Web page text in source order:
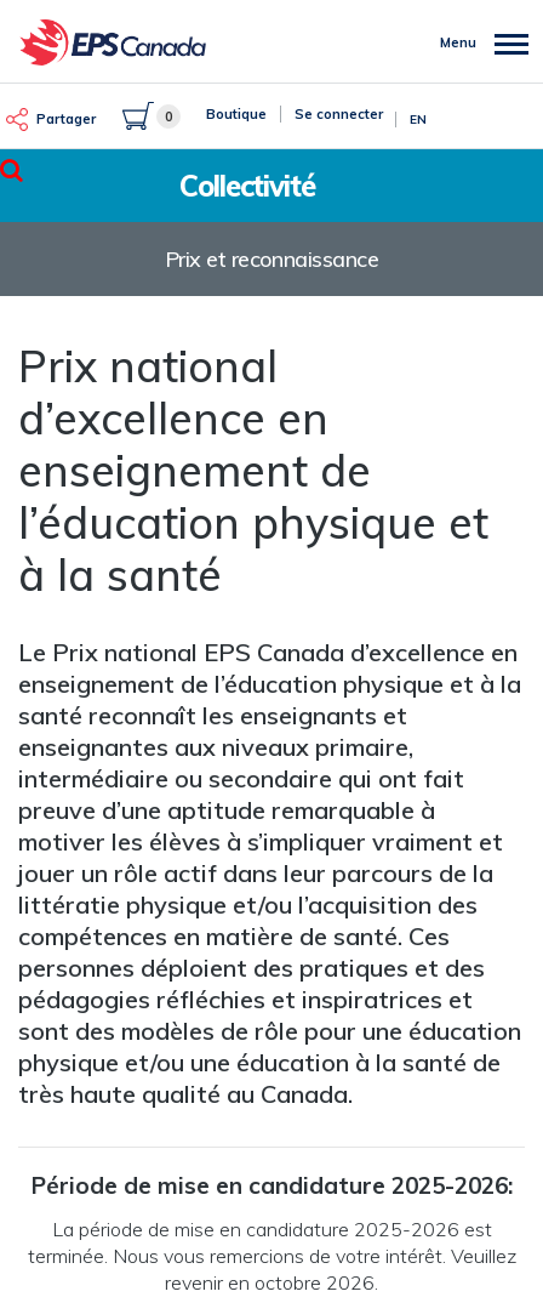
au
contenu
Partager 0 Boutique Se connecter EN
Rechercher
Menu
Collectivité
Prix et reconnaissance
Prix national
d’excellence en
enseignement de
l’éducation physique et
à la santé
Le Prix national EPS Canada d’excellence en
enseignement de l’éducation physique et à la
santé reconnaît les enseignants et
enseignantes aux niveaux primaire,
intermédiaire ou secondaire qui ont fait
preuve d’une aptitude remarquable à
motiver les élèves à s’impliquer vraiment et
jouer un rôle actif dans leur parcours de la
littératie physique et/ou l’acquisition des
compétences en matière de santé. Ces
personnes déploient des pratiques et des
pédagogies réfléchies et inspiratrices et
sont des modèles de rôle pour une éducation
physique et/ou une éducation à la santé de
très haute qualité au Canada.
Période de mise en candidature 2025-2026:
La période de mise en candidature 2025-2026 est
terminée. Nous vous remercions de votre intérêt. Veuillez
revenir en octobre 2026.